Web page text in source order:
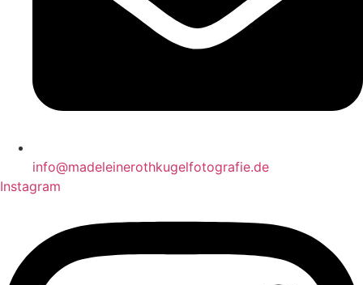
info@madeleinerothkugelfotografie.de
Instagram